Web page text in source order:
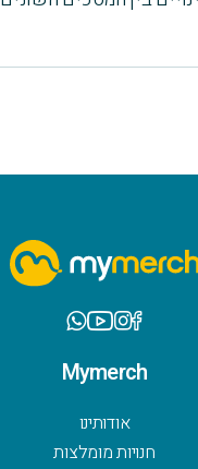
Mymerch
אודותינו
חנויות מומלצות